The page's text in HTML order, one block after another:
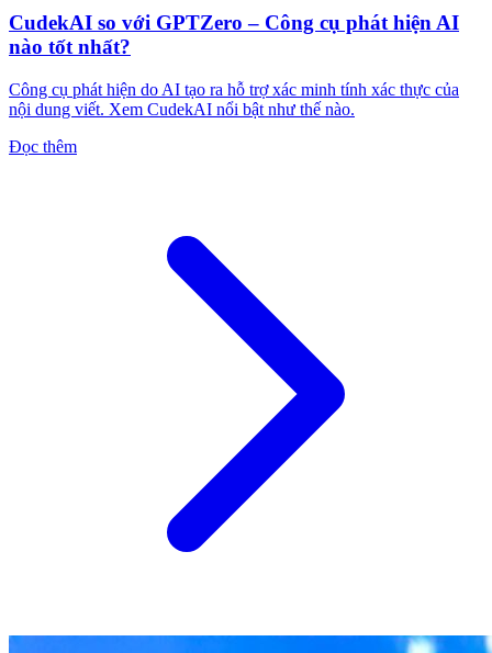
CudekAI so với GPTZero – Công cụ phát hiện AI
nào tốt nhất?
Công cụ phát hiện do AI tạo ra hỗ trợ xác minh tính xác thực của
nội dung viết. Xem CudekAI nổi bật như thế nào.
Đọc thêm